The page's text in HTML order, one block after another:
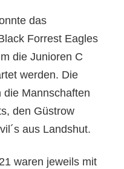
das
Forrest Eagles
die Junioren C
werden. Die
die Mannschaften
den Güstrow
aus Landshut.
waren jeweils mit